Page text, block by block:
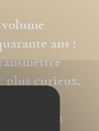
ans ;
plus curieux,
d’un
à cet